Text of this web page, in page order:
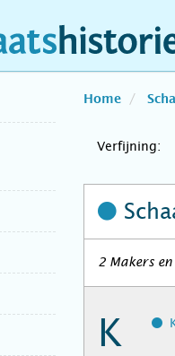
Home
Verfijning:
2 Makers
K